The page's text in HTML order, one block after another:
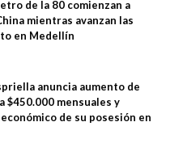
de la 80 comienzan a
mientras avanzan las
en Medellín
anuncia aumento de
$450.000 mensuales y
de su posesión en